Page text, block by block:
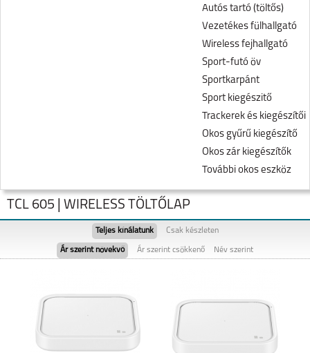
Autós tartó (töltős)
Vezetékes fülhallgató
Wireless fejhallgató
Sport-futó öv
Sportkarpánt
Sport kiegészitő
Trackerek és kiegészítői
Okos gyűrű kiegészítő
Okos zár kiegészítők
További okos eszköz
TCL 605
TCL 605 | WIRELESS TÖLTŐLAP
Teljes kínálatunk Csak készleten
Ár szerint növekvő Ár szerint csökkenő Név szerint